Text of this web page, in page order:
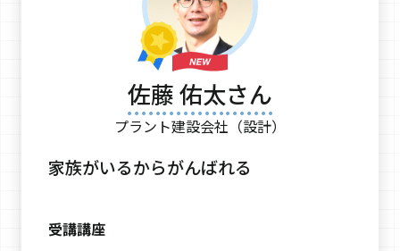
佐藤 佑太さん
プラント建設会社（設計）
家族がいるからがんばれる
受講講座